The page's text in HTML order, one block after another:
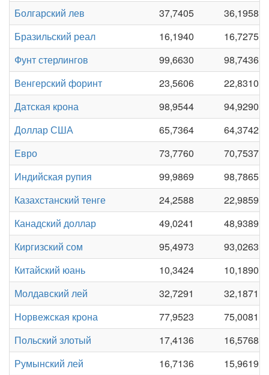
Болгарский лев
37,7405
36,1958
Бразильский реал
16,1940
16,7275
Фунт стерлингов
99,6630
98,7436
Венгерский форинт
23,5606
22,8310
Датская крона
98,9544
94,9290
Доллар США
65,7364
64,3742
Евро
73,7760
70,7537
Индийская рупия
99,9869
98,7865
Казахстанский тенге
24,2588
22,9859
Канадский доллар
49,0241
48,9389
Киргизский сом
95,4973
93,0263
Китайский юань
10,3424
10,1890
Молдавский лей
32,7291
32,1871
Норвежская крона
77,9523
75,0081
Польский злотый
17,4136
16,5768
Румынский лей
16,7136
15,9619